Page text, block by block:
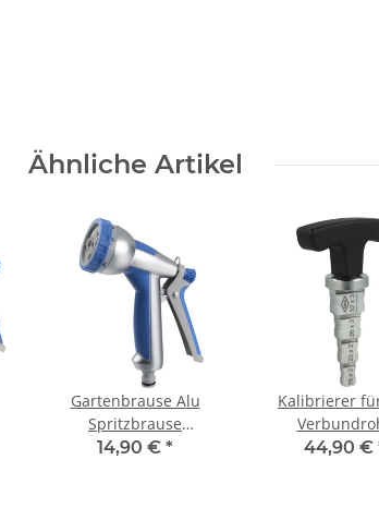
Ähnliche Artikel
Gartenbrause Alu
Spritzbrause
Sprühpistole 8 fach
14,90 € *
Kalibrierer
44,90 €